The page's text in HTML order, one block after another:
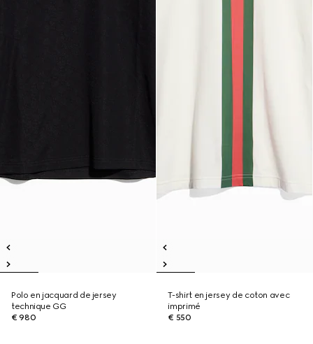
Polo en jacquard de jersey
technique GG
€ 980
T-shirt en jersey de coton avec
imprimé
€ 550